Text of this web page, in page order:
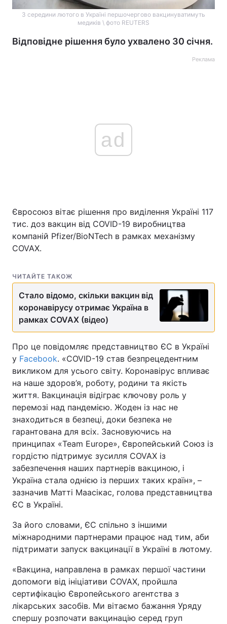
З середини лютого в Україні першочергово вакцинуватимуть
медиків \ фото REUTERS
Відповідне рішення було ухвалено 30 січня.
Реклама
ad
Євросоюз вітає рішення про виділення Україні 117
тис. доз вакцин від COVID-19 виробництва
компаній Pfizer/BioNTech в рамках механізму
COVAX.
ЧИТАЙТЕ ТАКОЖ
Стало відомо, скільки вакцин від
коронавірусу отримає Україна в
рамках COVAX (відео)
Про це повідомляє представництво ЄС в Україні
у Facebook. «COVID-19 став безпрецедентним
викликом для усього світу. Коронавірус впливає
на наше здоров’я, роботу, родини та якість
життя. Вакцинація відіграє ключову роль у
перемозі над пандемією. Жоден із нас не
знаходиться в безпеці, доки безпека не
гарантована для всіх. Засновуючись на
принципах «Team Europe», Європейський Союз із
гордістю підтримує зусилля COVAX із
забезпечення наших партнерів вакциною, і
Україна стала однією із перших таких країн», –
зазначив Матті Маасікас, голова представництва
ЄС в Україні.
За його словами, ЄС спільно з іншими
міжнародними партнерами працює над тим, аби
підтримати запуск вакцинації в Україні в лютому.
«Вакцина, направлена в рамках першої частини
допомоги від ініціативи COVAX, пройшла
сертифікацію Європейського агентства з
лікарських засобів. Ми вітаємо бажання Уряду
спершу розпочати вакцинацію серед груп